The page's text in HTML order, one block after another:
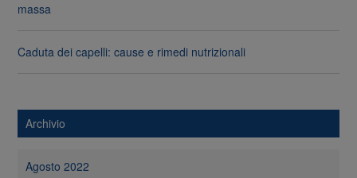
massa
Caduta dei capelli: cause e rimedi nutrizionali
Archivio
Agosto 2022